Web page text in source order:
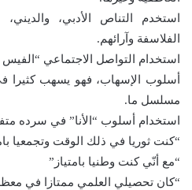
استخدم التناص الأدبي،
الفلاسفة وآرائهم.
استخدام التواصل الاجتماعي
أسلوب الإسهاب، فهو يسهب كثيرا
مسلسل ما.
استخدام أسلوب “الأنا” في سرده
“كنت ثوريا في ذلك الوقت وتجمعيا
“مع أنّي كنت وطنيا بامتياز”
“كان تحصيلي العلمي ممتازا في